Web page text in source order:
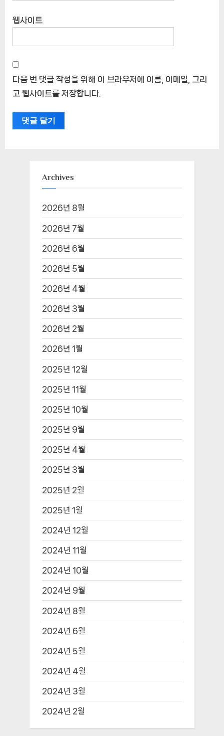
웹사이트
다음 번 댓글 작성을 위해 이 브라우저에 이름, 이메일, 그리
고 웹사이트를 저장합니다.
Archives
2026년 8월
2026년 7월
2026년 6월
2026년 5월
2026년 4월
2026년 3월
2026년 2월
2026년 1월
2025년 12월
2025년 11월
2025년 10월
2025년 9월
2025년 4월
2025년 3월
2025년 2월
2025년 1월
2024년 12월
2024년 11월
2024년 10월
2024년 9월
2024년 8월
2024년 6월
2024년 5월
2024년 4월
2024년 3월
2024년 2월